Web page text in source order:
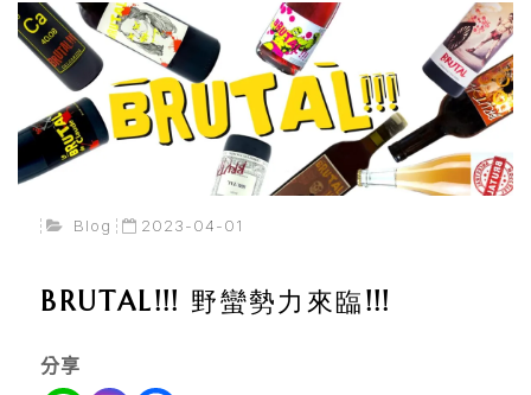
Blog 2023-04-01
BRUTAL!!! 野蠻勢力來臨!!!
分享